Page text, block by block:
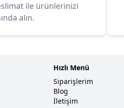
ile ürünlerinizi
alın.
Hızlı Menü
Siparişlerim
Blog
İletişim